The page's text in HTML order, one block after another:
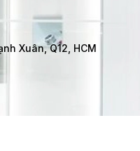
Xuân, Q12, HCM